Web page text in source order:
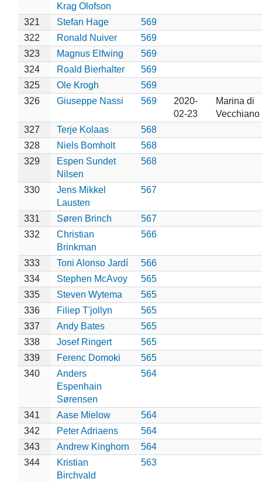
Krag Olofson
321 Stefan Hage
569
322
Ronald Nuiver
569
323
Magnus Elfwing
569
324
Roald Bierhalter
569
325
Ole Krogh
569
326
Giuseppe Nassi 569
2020-
02-23
Marina di
Vecchiano
327
Terje Kolaas
568
328
Niels Bomholt
568
329
Espen Sundet
Nilsen
568
330
Jens Mikkel
Lausten
567
331 Søren Brinch
567
332
Christian
Brinkman
566
333 Toni Alonso Jardí
566
334
Stephen McAvoy
565
335
Steven Wytema
565
336
Filiep T'jollyn
565
337
Andy Bates
565
338
Josef Ringert
565
339
Ferenc Domoki
565
340
Anders
Espenhain
Sørensen
564
341 Aase Mielow
564
342
Peter Adriaens
564
343
Andrew Kinghorn
564
344
Kristian
Birchvald
563